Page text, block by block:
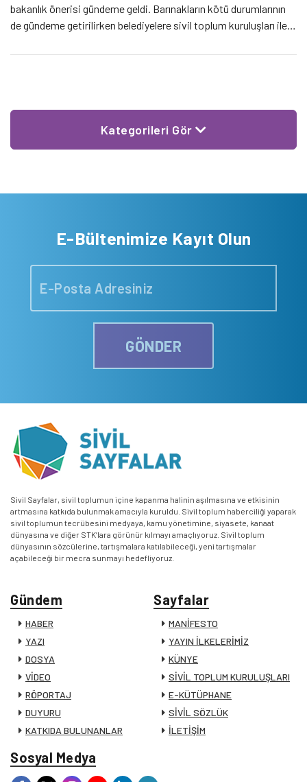
bakanlık önerisi gündeme geldi. Barınakların kötü durumlarının
de gündeme getirilirken belediyelere sivil toplum kuruluşları ile
Kategorileri Gör
E-Bültenimize Kayıt Olun
GÖNDER
Sivil Sayfalar, sivil toplumun içine kapanma halinin aşılmasına ve etkisinin
artmasına katkıda bulunmak amacıyla kuruldu. Sivil toplum haberciliği yaparak
sivil toplumun tecrübesini medyaya, kamu yönetimine, siyasete, kanaat
dünyasına ve diğer STK’lara görünür kılmayı amaçlıyoruz. Sivil toplum
dünyasının sözcülerine, tartışmalara katılabileceği, yeni tartışmalar
açabileceği bir mecra sunmayı hedefliyoruz.
Gündem
HABER
YAZI
DOSYA
VİDEO
RÖPORTAJ
DUYURU
KATKIDA BULUNANLAR
Sayfalar
MANİFESTO
YAYIN İLKELERİMİZ
KÜNYE
SİVİL TOPLUM KURULUŞLARI
E-KÜTÜPHANE
SİVİL SÖZLÜK
İLETİŞİM
Sosyal Medya